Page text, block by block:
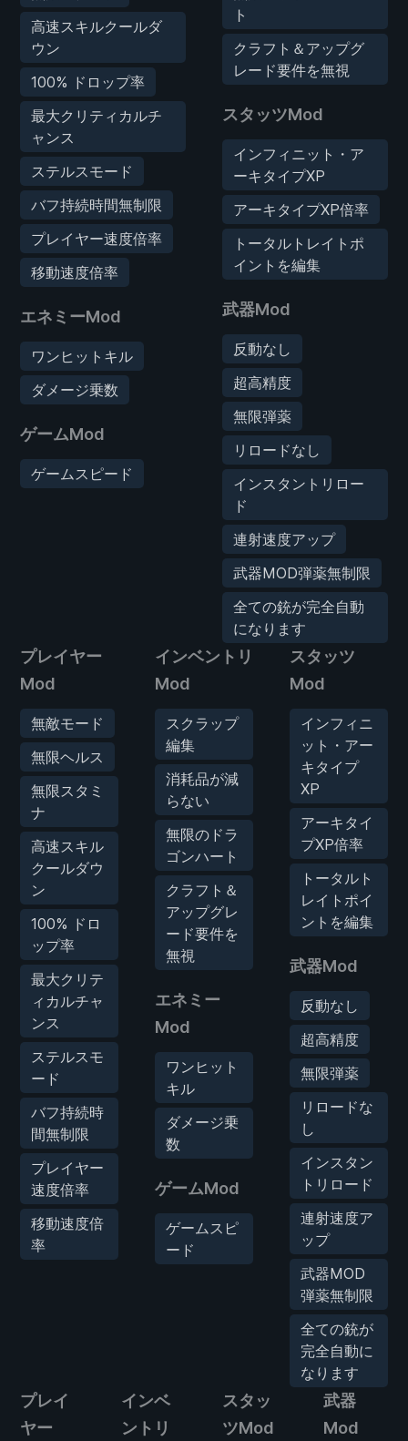
高速スキルクールダ
ウン
100% ドロップ率
最大クリティカルチ
ャンス
ステルスモード
バフ持続時間無制限
プレイヤー速度倍率
移動速度倍率
エネミーMod
ワンヒットキル
ダメージ乗数
ゲームMod
ゲームスピード
ト
クラフト＆アップグ
レード要件を無視
スタッツMod
インフィニット・ア
ーキタイプXP
アーキタイプXP倍率
トータルトレイトポ
イントを編集
武器Mod
反動なし
超高精度
無限弾薬
リロードなし
インスタントリロー
ド
連射速度アップ
武器MOD弾薬無制限
全ての銃が完全自動
になります
プレイヤー
Mod
無敵モード
無限ヘルス
無限スタミ
ナ
高速スキル
クールダウ
ン
100% ドロ
ップ率
最大クリテ
ィカルチャ
ンス
ステルスモ
ード
バフ持続時
間無制限
プレイヤー
速度倍率
移動速度倍
率
インベントリ
Mod
スクラップ
編集
消耗品が減
らない
無限のドラ
ゴンハート
クラフト＆
アップグレ
ード要件を
無視
エネミー
Mod
ワンヒット
キル
ダメージ乗
数
ゲームMod
ゲームスピ
ード
スタッツ
Mod
インフィニ
ット・アー
キタイプ
XP
アーキタイ
プXP倍率
トータルト
レイトポイ
ントを編集
武器Mod
反動なし
超高精度
無限弾薬
リロードな
し
インスタン
トリロード
連射速度ア
ップ
武器MOD
弾薬無制限
全ての銃が
完全自動に
なります
プレイ
ヤー
インベ
ントリ
スタッ
ツMod
武器
Mod